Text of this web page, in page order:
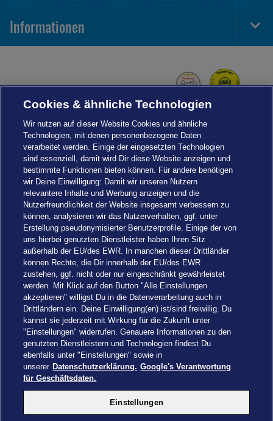
Informationen
Drachenzähmen - Die Insel © 2026 DreamWorks Animation LLC
TM & © 2026 Columbia Pictures Industries, Inc. All Rights Reserved
© Heide Park Resort 2026, alle Rechte vorbehalten. Änderungen
vorbehalten.
Einstellungen
Cookies & ähnliche Technologien
Wir nutzen auf dieser Website Cookies und ähnliche
Technologien, mit denen personenbezogene Daten
verarbeitet werden. Einige der eingesetzten Technologien
sind essenziell, damit wird Dir diese Website anzeigen und
bestimmte Funktionen bieten können. Für andere benötigen
wir Deine Einwilligung: Damit wir unseren Nutzern
relevantere Inhalte und Werbung anzeigen und die
Nutzerfreundlichkeit der Website insgesamt verbessern zu
können, analysieren wir das Nutzerverhalten, ggf. unter
Erstellung pseudonymisierter Benutzerprofile. Einige der von
uns hierbei genutzten Dienstleister haben Ihren Sitz
außerhalb der EU/des EWR. In manchen dieser Drittländer
können Rechte, die Dir innerhalb der EU/des EWR
zustehen, ggf. nicht oder nur eingeschränkt gewährleistet
werden. Mit Klick auf den Button "Alle Einstellungen
akzeptieren" willigst Du in die Datenverarbeitung auch in
Drittländern ein. Deine Einwilligung(en) ist/sind freiwillig. Du
kannst sie jederzeit mit Wirkung für die Zukunft unter
"Einstellungen" widerrufen. Genauere Informationen zu den
genutzten Dienstleistern und Technologien findest Du
ebenfalls unter "Einstellungen" sowie in
unserer Datenschutzerklärung. Google's Verantwortung
für Geschäftsdaten.
Einstellungen